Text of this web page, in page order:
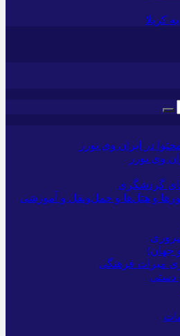
کربلا
در ایران وی تورز
وی تورز
گردشگری
و هتل‌ها و حمل‌و‌نقل و آموزشی
جهان)
میراث فرهنگی
دستی